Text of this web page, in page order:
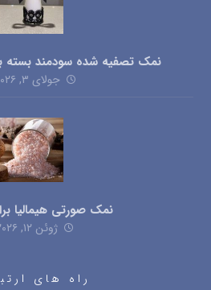
نمک تصفیه شده سودمند بسته
جولای ۳, ۲۰۲۶
نمک صورتی هیمالیا
ژوئن ۱۲, ۲۰۲۶
راه های